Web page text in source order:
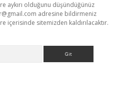
aykırı olduğunu düşündüğünüz
adresine bildirmeniz
içerisinde sitemizden kaldırılacaktır.